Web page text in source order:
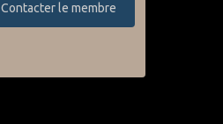
Contacter le membre